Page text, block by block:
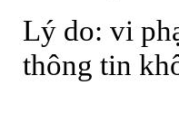
Lý do: vi
thông tin